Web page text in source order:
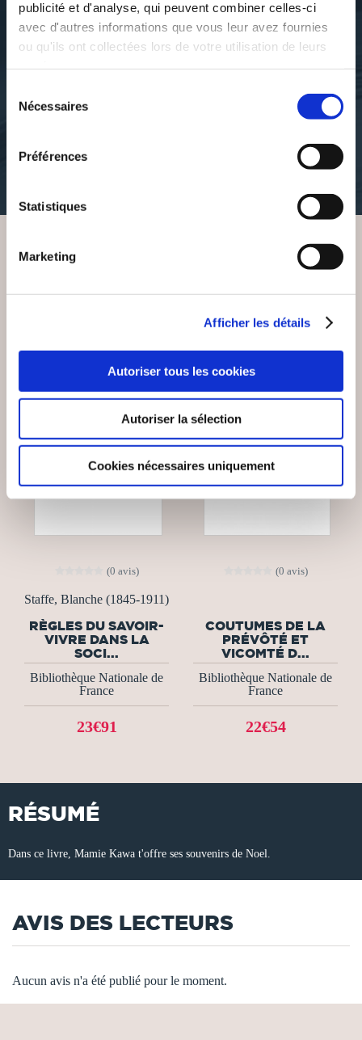
publicité et d'analyse, qui peuvent combiner celles-ci
avec d'autres informations que vous leur avez fournies
ou qu'ils ont collectées lors de votre utilisation de leurs
Nécessaires
Préférences
Statistiques
Marketing
Afficher les détails
Autoriser tous les cookies
Autoriser la sélection
Cookies nécessaires uniquement
MAMIE KAWA
(0 avis)
Staffe, Blanche (1845-1911)
RÈGLES DU SAVOIR-
VIVRE DANS LA
SOCI...
Bibliothèque Nationale de
France
23€91
(0 avis)
COUTUMES DE LA
PRÉVÔTÉ ET
VICOMTÉ D...
Bibliothèque Nationale de
France
22€54
RÉSUMÉ
Dans ce livre, Mamie Kawa t'offre ses souvenirs de Noel.
AVIS DES LECTEURS
Aucun avis n'a été publié pour le moment.